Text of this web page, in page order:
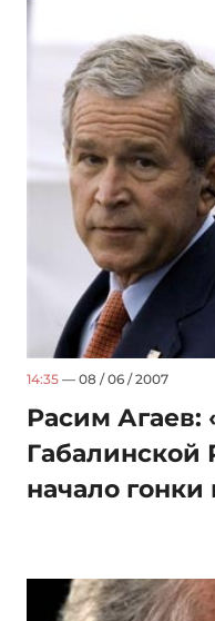
14:35 — 08 / 06 / 2007
Расим
Габалинской
начало